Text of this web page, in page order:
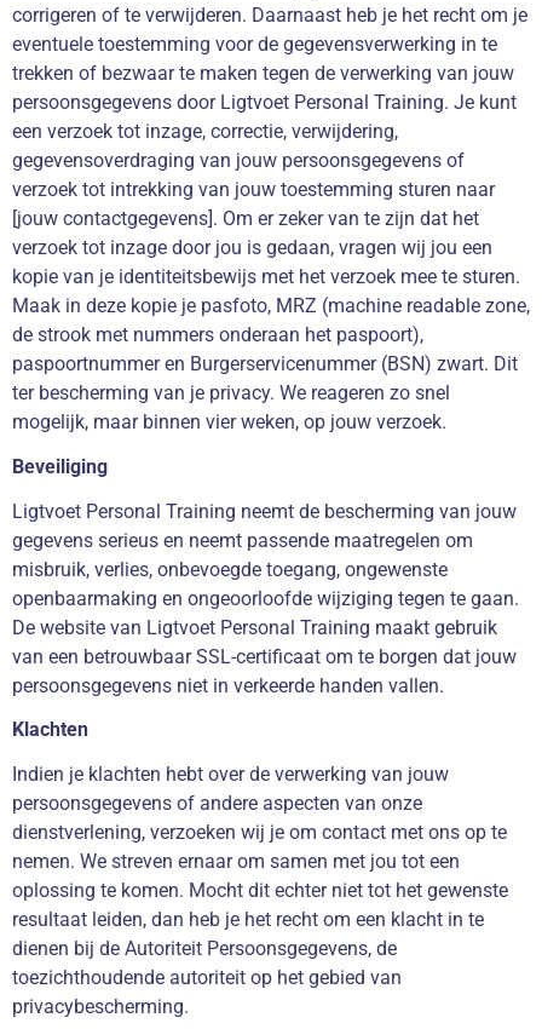
corrigeren of te verwijderen. Daarnaast heb je het recht om je
eventuele toestemming voor de gegevensverwerking in te
trekken of bezwaar te maken tegen de verwerking van jouw
persoonsgegevens door Ligtvoet Personal Training. Je kunt
een verzoek tot inzage, correctie, verwijdering,
gegevensoverdraging van jouw persoonsgegevens of
verzoek tot intrekking van jouw toestemming sturen naar
[jouw contactgegevens]. Om er zeker van te zijn dat het
verzoek tot inzage door jou is gedaan, vragen wij jou een
kopie van je identiteitsbewijs met het verzoek mee te sturen.
Maak in deze kopie je pasfoto, MRZ (machine readable zone,
de strook met nummers onderaan het paspoort),
paspoortnummer en Burgerservicenummer (BSN) zwart. Dit
ter bescherming van je privacy. We reageren zo snel
mogelijk, maar binnen vier weken, op jouw verzoek.
Beveiliging
Ligtvoet Personal Training neemt de bescherming van jouw
gegevens serieus en neemt passende maatregelen om
misbruik, verlies, onbevoegde toegang, ongewenste
openbaarmaking en ongeoorloofde wijziging tegen te gaan.
De website van Ligtvoet Personal Training maakt gebruik
van een betrouwbaar SSL-certificaat om te borgen dat jouw
persoonsgegevens niet in verkeerde handen vallen.
Klachten
Indien je klachten hebt over de verwerking van jouw
persoonsgegevens of andere aspecten van onze
dienstverlening, verzoeken wij je om contact met ons op te
nemen. We streven ernaar om samen met jou tot een
oplossing te komen. Mocht dit echter niet tot het gewenste
resultaat leiden, dan heb je het recht om een klacht in te
dienen bij de Autoriteit Persoonsgegevens, de
toezichthoudende autoriteit op het gebied van
privacybescherming.